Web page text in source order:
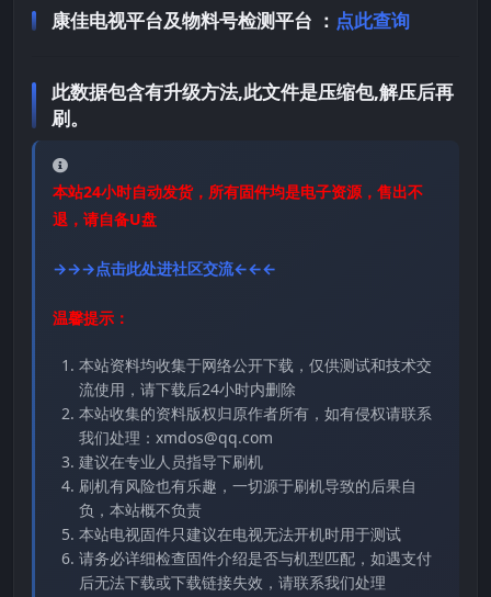
康佳电视平台及物料号检测平台 ： 点此查询
此数据包含有升级方法,此文件是压缩包,解压后再
刷。
本站24小时自动发货，所有固件均是电子资源，售出不
退，请自备U盘
→→→点击此处进社区交流←←←
温馨提示：
本站资料均收集于网络公开下载，仅供测试和技术交
流使用，请下载后24小时内删除
本站收集的资料版权归原作者所有，如有侵权请联系
我们处理：xmdos@qq.com
建议在专业人员指导下刷机
刷机有风险也有乐趣，一切源于刷机导致的后果自
负，本站概不负责
本站电视固件只建议在电视无法开机时用于测试
请务必详细检查固件介绍是否与机型匹配，如遇支付
后无法下载或下载链接失效，请联系我们处理